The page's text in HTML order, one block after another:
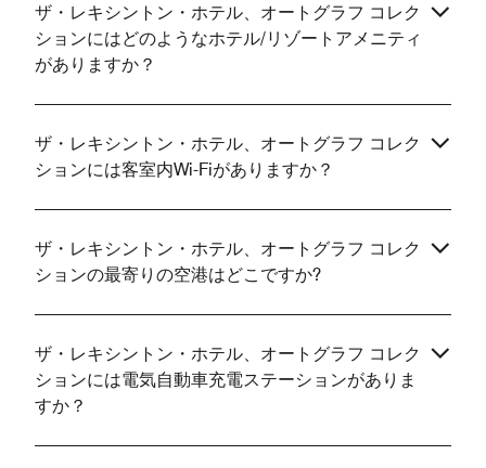
ザ・レキシントン・ホテル、オートグラフ コレク
ションにはどのようなホテル/リゾートアメニティ
がありますか？
ザ・レキシントン・ホテル、オートグラフ コレク
ションには客室内Wi-Fiがありますか？
ザ・レキシントン・ホテル、オートグラフ コレク
ションの最寄りの空港はどこですか?
ザ・レキシントン・ホテル、オートグラフ コレク
ションには電気自動車充電ステーションがありま
すか？